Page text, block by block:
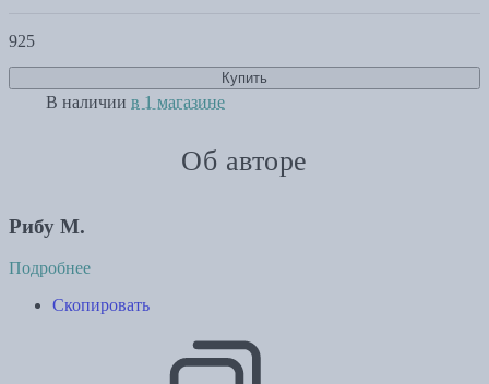
925
Купить
В наличии в 1 магазине
Об авторе
Рибу М.
Подробнее
Скопировать